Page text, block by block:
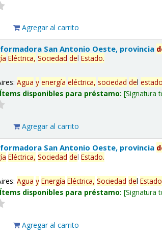
Agregar al carrito
San Antonio Oeste, provincia
Eléctrica, Sociedad delEstado.
Agua y energía eléctrica, sociedad delestado
Ítems disponibles para préstamo: Signatura
Agregar al carrito
San Antonio Oeste, provincia
Eléctrica, Sociedad delEstado.
Agua y Energía Eléctrica, Sociedad delEstado
Ítems disponibles para préstamo: Signatura
Agregar al carrito